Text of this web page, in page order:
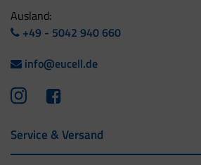
Ausland:
+49 - 5042 940 660
info@eucell.de
Service & Versand